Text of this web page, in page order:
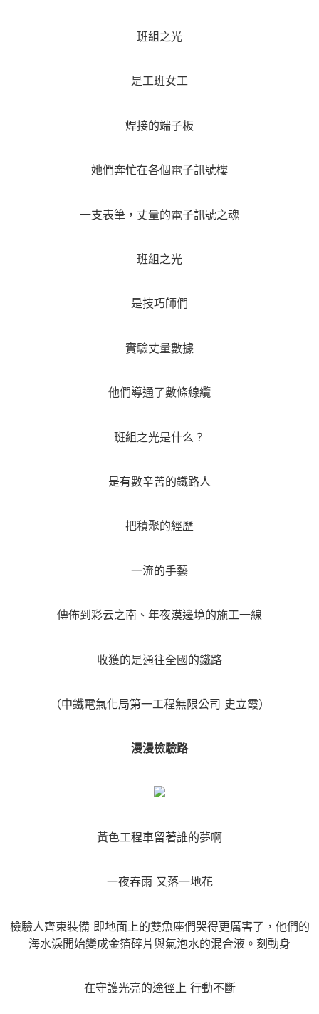
班組之光
是工班女工
焊接的端子板
她們奔忙在各個電子訊號樓
一支表筆，丈量的電子訊號之魂
班組之光
是技巧師們
實驗丈量數據
他們導通了數條線纜
班組之光是什么？
是有數辛苦的鐵路人
把積聚的經歷
一流的手藝
傳佈到彩云之南、年夜漠邊境的施工一線
收獲的是通往全國的鐵路
（中鐵電氣化局第一工程無限公司 史立霞）
漫漫檢驗路
黃色工程車留著誰的夢啊
一夜春雨 又落一地花
檢驗人齊束裝備 即地面上的雙魚座們哭得更厲害了，他們的
海水淚開始變成金箔碎片與氣泡水的混合液。刻動身
在守護光亮的途徑上 行動不斷